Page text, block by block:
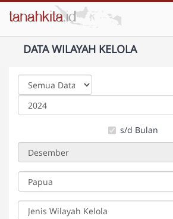
DATA WILAYAH KELOLA
s/d Bulan